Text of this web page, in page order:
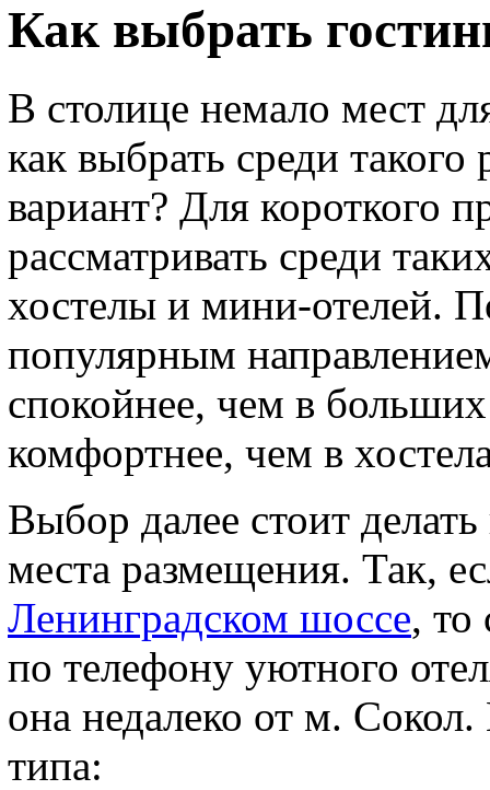
Как выбрать
В столице немало мест
как выбрать среди
вариант? Для короткого
рассматривать среди
хостелы и мини-отелей.
популярным
спокойнее, чем в
комфортнее, чем в
Выбор далее стоит
места размещения. Так,
Ленинградском шоссе, то
по телефону уютного
она недалеко от м.
типа: